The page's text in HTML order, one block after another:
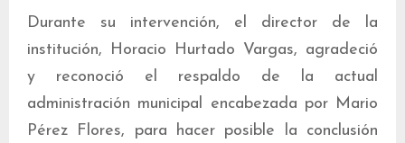
Durante su intervención, el director de la
institución, Horacio Hurtado Vargas, agradeció
y reconoció el respaldo de la actual
administración municipal encabezada por Mario
Pérez Flores, para hacer posible la conclusión